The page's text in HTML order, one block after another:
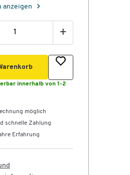
anzeigen
+
innerhalb von 1-2
möglich
schnelle Zahlung
Erfahrung